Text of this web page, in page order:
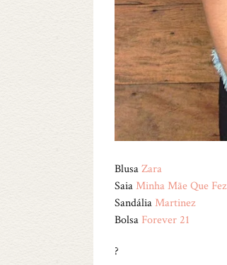
BlusaZara
SaiaMinha Mãe Que Fez
SandáliaMartinez
Bolsa Forever 21
?